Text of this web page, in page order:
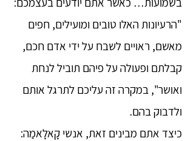
"הרעיונות האלו טובים ומועילים, חפים
מאשם, ראויים לשבח על ידי אדם חכם,
קבלתם ופעולה על פיהם תוביל לנחת
ואושר", במקרה זה עליכם לתרגל אותם
ולדבוק בהם.
כיצד אתם מבינים זאת, אנשי קָאלָאמַה: